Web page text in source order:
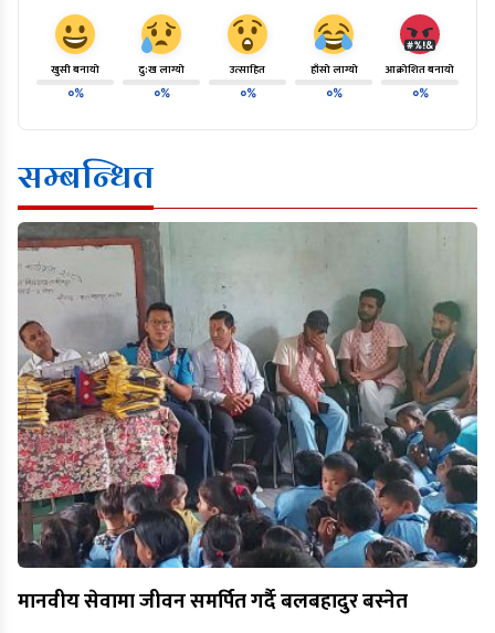
खुसी बनायो
०%
दु:ख लाग्यो
०%
उत्साहित
०%
हाँसो लाग्यो
०%
आक्रोशित बनायो
०%
सम्बन्धित
मानवीय सेवामा जीवन समर्पित गर्दै बलबहादुर बस्नेत